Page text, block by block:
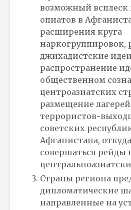
возможный всплеск
опиатов в
расширения круга
наркогруппировок,
джихадистские
распространение
общественном
центроазиатских
размещение лагерей
террористов-
советских
Афганистана,
совершаться рейды
Страны региона
дипломатические
направленные на